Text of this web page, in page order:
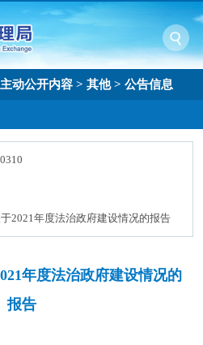
动公开内容 >其他>公告信息
2021年度法治政府建设情况的报告
年度法治政府建设情况的
报告